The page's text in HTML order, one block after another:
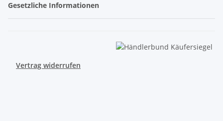
Gesetzliche Informationen
Vertrag widerrufen